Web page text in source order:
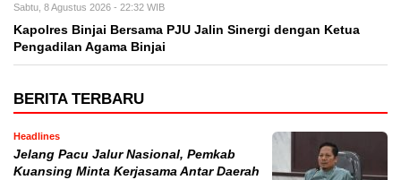
Sabtu, 8 Agustus 2026 - 22:32 WIB
Kapolres Binjai Bersama PJU Jalin Sinergi dengan Ketua
Pengadilan Agama Binjai
BERITA TERBARU
Headlines
Jelang Pacu Jalur Nasional, Pemkab
Kuansing Minta Kerjasama Antar Daerah